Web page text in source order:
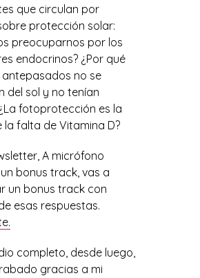
que circulan por
protección solar:
preocuparnos por los
endocrinos? ¿Por qué
no se
del sol y no tenían
fotoprotección es la
la falta de Vitamina D?
A micrófono
bonus track, vas a
un bonus track con
esas respuestas.
completo, desde luego,
gracias a mi